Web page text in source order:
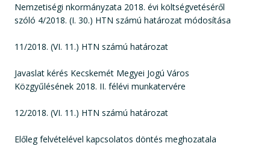
Nemzetiségi nkormányzata 2018. évi költségvetéséről
szóló 4/2018. (I. 30.) HTN számú határozat módosítása
11/2018. (VI. 11.) HTN számú határozat
Javaslat kérés Kecskemét Megyei Jogú Város
Közgyűlésének 2018. II. félévi munkatervére
12/2018. (VI. 11.) HTN számú határozat
Előleg felvételével kapcsolatos döntés meghozatala